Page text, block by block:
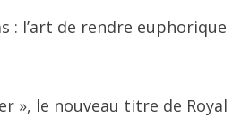
: l’art de rendre euphorique
», le nouveau titre de Royal